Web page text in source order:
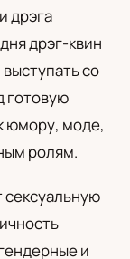
дрэга
дрэг-квин
со
готовую
юмору, моде,
ролям.
и